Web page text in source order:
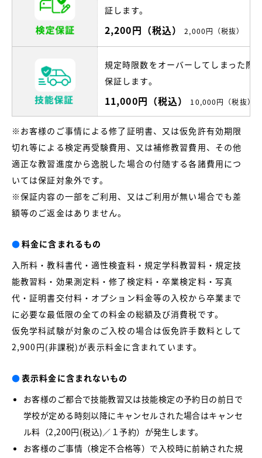
証します。
2,200円（税込） 2,000円（税抜）
規定時限数をオーバーしてしまった際
保証します。
11,000円（税込） 10,000円（税抜）
※お客様のご事情による修了証明書、又は仮免許有効期限
切れ等による検定再受験費用、又は補修教習費用、その他
適正な教習進度から逸脱した場合の付随する各諸費用につ
いては保証対象外です。
※保証内容の一部をご利用、又はご利用が無い場合でも差
額等のご返金はありません。
●料金に含まれるもの
入所料・教科書代・適性検査料・規定学科教習料・規定技
能教習料・効果測定料・修了検定料・卒業検定料・写真
代・証明書交付料・オプション料金等の入校から卒業まで
に必要な最低限の全ての料金の総額及び消費税です。
仮免学科試験が対象のご入校の場合は仮免許手数料として
2,900円(非課税)が表示料金に含まれています。
●表示料金に含まれないもの
お客様のご都合で技能教習又は技能検定の予約日の前日で
学校が定める時刻以降にキャンセルされた場合はキャンセ
ル料（2,200円(税込)／１予約）が発生します。
お客様のご事情（検定不合格等）で入校時に前納された規